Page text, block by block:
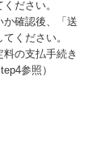
ださい。
か確認後、「送
ください。
の支払手続き
参照）